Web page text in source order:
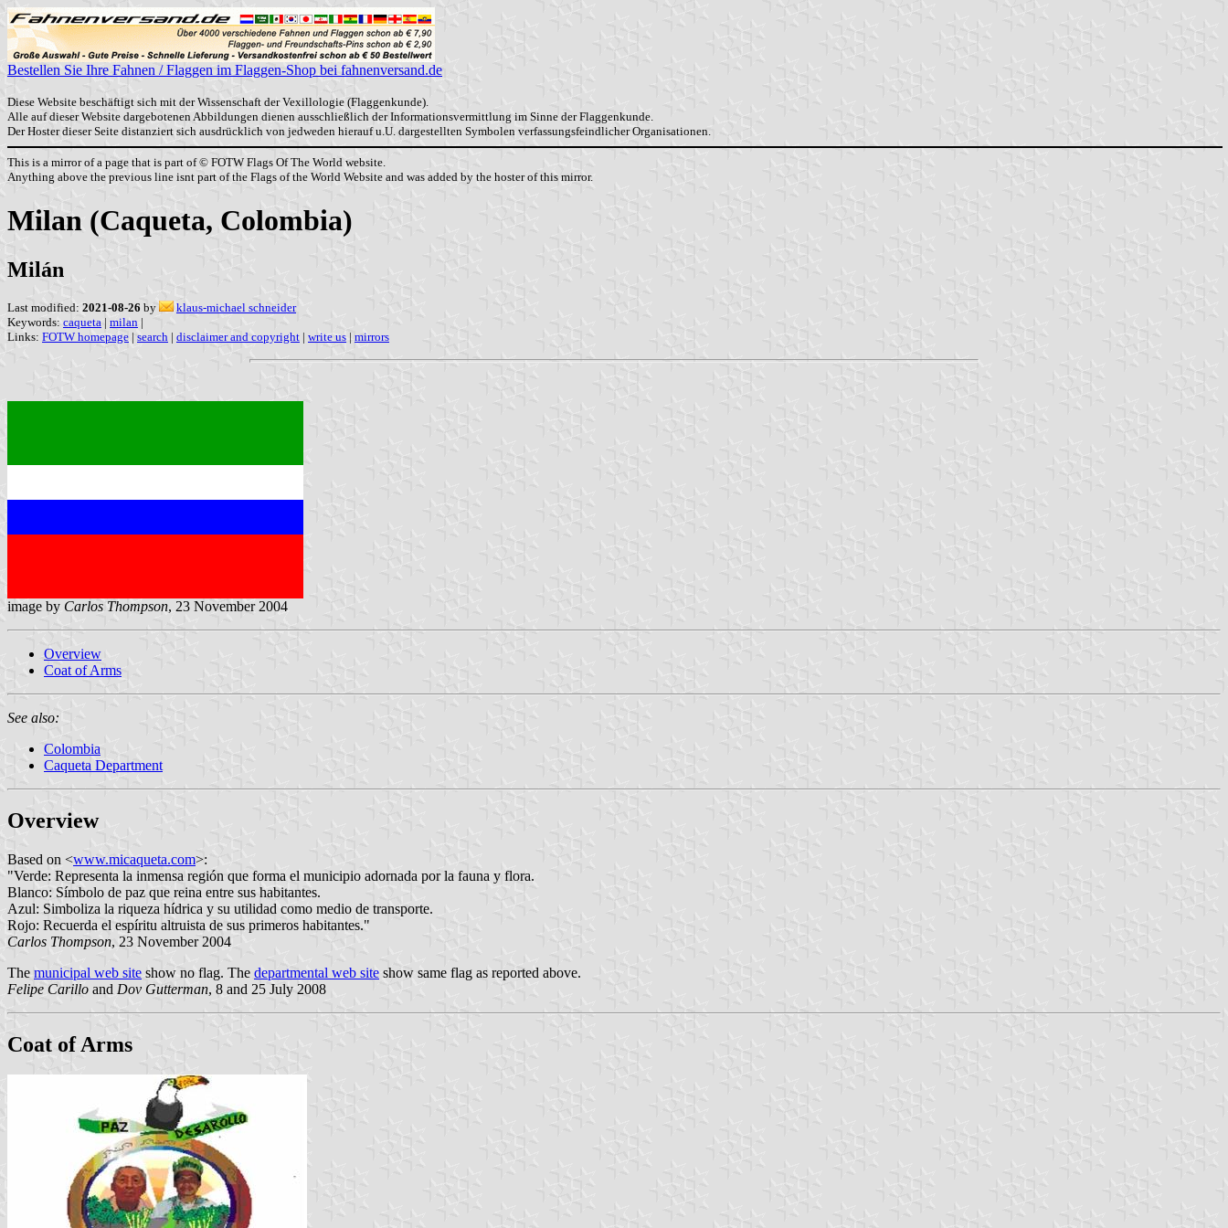
Bestellen Sie Ihre Fahnen / Flaggen im Flaggen-Shop bei fahnenversand.de
Diese Website beschäftigt sich mit der Wissenschaft der Vexillologie (Flaggenkunde).
Alle auf dieser Website dargebotenen Abbildungen dienen ausschließlich der Informationsvermittlung im Sinne der Flaggenkunde.
Der Hoster dieser Seite distanziert sich ausdrücklich von jedweden hierauf u.U. dargestellten Symbolen verfassungsfeindlicher Organisationen.
This is a mirror of a page that is part of © FOTW Flags Of The World website.
Anything above the previous line isnt part of the Flags of the World Website and was added by the hoster of this mirror.
Milan (Caqueta, Colombia)
Milán
Last modified: 2021-08-26 by
klaus-michael schneider
Keywords: caqueta | milan |
Links: FOTW homepage | search | disclaimer and copyright | write us | mirrors
image by Carlos Thompson, 23 November 2004
Overview
Coat of Arms
See also:
Colombia
Caqueta Department
Overview
Based on <www.micaqueta.com>:
"Verde: Representa la inmensa región que forma el municipio adornada por la fauna y flora.
Blanco: Símbolo de paz que reina entre sus habitantes.
Azul: Simboliza la riqueza hídrica y su utilidad como medio de transporte.
Rojo: Recuerda el espíritu altruista de sus primeros habitantes."
Carlos Thompson, 23 November 2004
The municipal web site show no flag. The departmental web site show same flag as reported above.
Felipe Carillo and Dov Gutterman, 8 and 25 July 2008
Coat of Arms